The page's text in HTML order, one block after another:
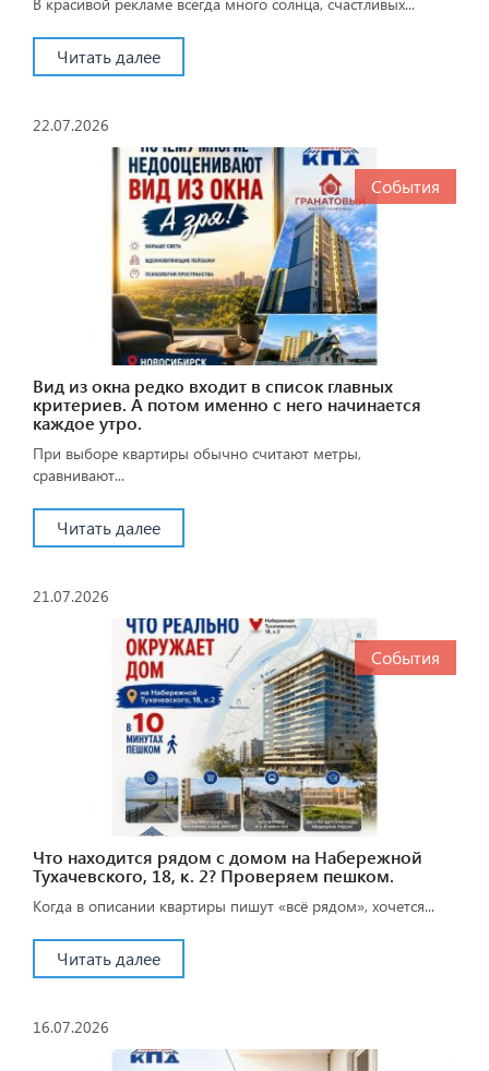
Читать далее
22.07.2026
События
Вид из окна редко входит в список главных
критериев. А потом именно с него начинается
каждое утро.
При выборе квартиры обычно считают метры,
сравнивают...
Читать далее
21.07.2026
События
Что находится рядом с домом на Набережной
Тухачевского, 18, к. 2? Проверяем пешком.
Когда в описании квартиры пишут «всё рядом», хочется...
Читать далее
16.07.2026